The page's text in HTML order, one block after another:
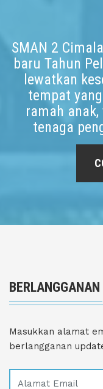
SMAN 2
baru Tahun
lewatkan
tempat
ramah
tenaga
Masukkan alamat
berlangganan